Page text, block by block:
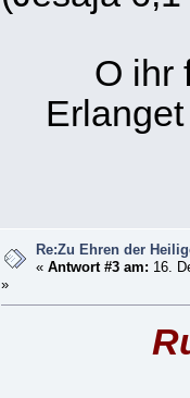
O ihr
Re:Zu Ehren der
«Antwort #3 am: 16.
»